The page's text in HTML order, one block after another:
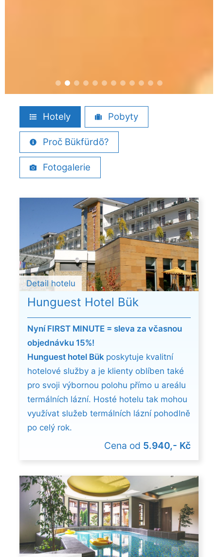
Hotely Pobyty
Proč Bükfürdõ?
Fotogalerie
Hunguest Hotel Bük
Nyní FIRST MINUTE = sleva za včasnou
objednávku 15%!
Hunguest hotel Bük poskytuje kvalitní
hotelové služby a je klienty oblíben také
pro svoji výbornou polohu přímo u areálu
termálních lázní. Hosté hotelu tak mohou
využívat služeb termálních lázní pohodlně
po celý rok.
Cena od 5.940,- Kč
Detail hotelu